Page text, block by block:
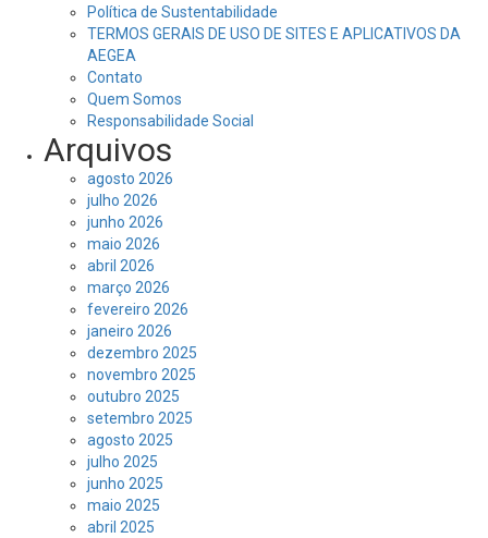
Política de Sustentabilidade
TERMOS GERAIS DE USO DE SITES E APLICATIVOS DA
AEGEA
Contato
Quem Somos
Responsabilidade Social
Arquivos
agosto 2026
julho 2026
junho 2026
maio 2026
abril 2026
março 2026
fevereiro 2026
janeiro 2026
dezembro 2025
novembro 2025
outubro 2025
setembro 2025
agosto 2025
julho 2025
junho 2025
maio 2025
abril 2025